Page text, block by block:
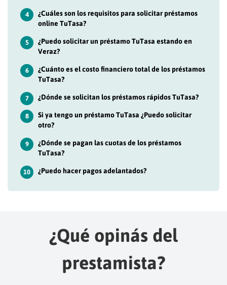
4
¿Cuáles son los requisitos para solicitar préstamos
online TuTasa?
5
¿Puedo solicitar un préstamo TuTasa estando en
Veraz?
6
¿Cuánto es el costo financiero total de los préstamos
TuTasa?
7 ¿Dónde se solicitan los préstamos rápidos TuTasa?
8
Si ya tengo un préstamo TuTasa ¿Puedo solicitar
otro?
9
¿Dónde se pagan las cuotas de los préstamos
TuTasa?
10 ¿Puedo hacer pagos adelantados?
¿Qué opinás del
prestamista?